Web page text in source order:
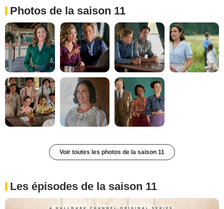
Photos de la saison 11
Voir toutes les photos de la saison 11
Les épisodes de la saison 11